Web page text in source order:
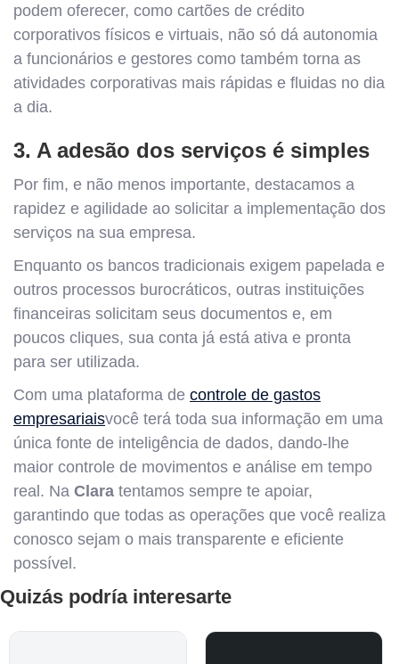
podem oferecer, como cartões de crédito
corporativos físicos e virtuais, não só dá autonomia
a funcionários e gestores como também torna as
atividades corporativas mais rápidas e fluidas no dia
a dia.
3. A adesão dos serviços é simples
Por fim, e não menos importante, destacamos a
rapidez e agilidade ao solicitar a implementação dos
serviços na sua empresa.
Enquanto os bancos tradicionais exigem papelada e
outros processos burocráticos, outras instituições
financeiras solicitam seus documentos e, em
poucos cliques, sua conta já está ativa e pronta
para ser utilizada.
Com uma plataforma de controle de gastos
empresariaisvocê terá toda sua informação em uma
única fonte de inteligência de dados, dando-lhe
maior controle de movimentos e análise em tempo
real. Na Clara tentamos sempre te apoiar,
garantindo que todas as operações que você realiza
conosco sejam o mais transparente e eficiente
possível.
Quizás podría interesarte